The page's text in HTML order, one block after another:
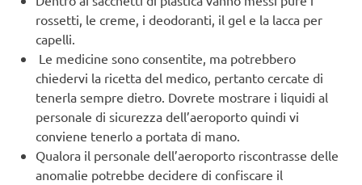
rossetti, le creme, i deodoranti, il gel e la lacca per
capelli.
Le medicine sono consentite, ma potrebbero
chiedervi la ricetta del medico, pertanto cercate di
tenerla sempre dietro. Dovrete mostrare i liquidi al
personale di sicurezza dell’aeroporto quindi vi
conviene tenerlo a portata di mano.
Qualora il personale dell’aeroporto riscontrasse delle
anomalie potrebbe decidere di confiscare il